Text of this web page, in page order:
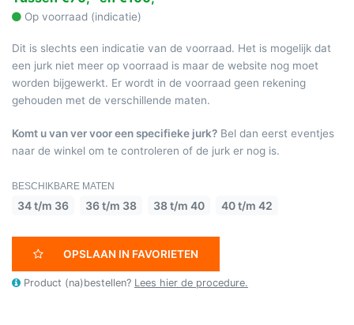
Op voorraad (indicatie)
Dit is slechts een indicatie van de voorraad. Het is mogelijk dat
een jurk niet meer op voorraad is maar de website nog moet
worden bijgewerkt. Er wordt in de voorraad geen rekening
gehouden met de verschillende maten.
Komt u van ver voor een specifieke jurk? Bel dan eerst eventjes
naar de winkel om te controleren of de jurk er nog is.
BESCHIKBARE MATEN
34 t/m 36 36 t/m 38 38 t/m 40 40 t/m 42
OPSLAAN IN FAVORIETEN
Product (na)bestellen? Lees hier de procedure.